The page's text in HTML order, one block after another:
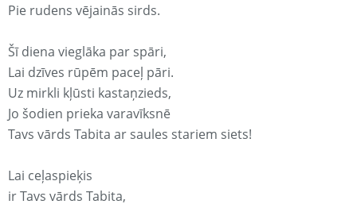
Pie rudens vējainās sirds.
Šī diena vieglāka par spāri,
Lai dzīves rūpēm paceļ pāri.
Uz mirkli kļūsti kastaņzieds,
Jo šodien prieka varavīksnē
Tavs vārds Tabita ar saules stariem siets!
Lai ceļaspieķis
ir Tavs vārds Tabita,